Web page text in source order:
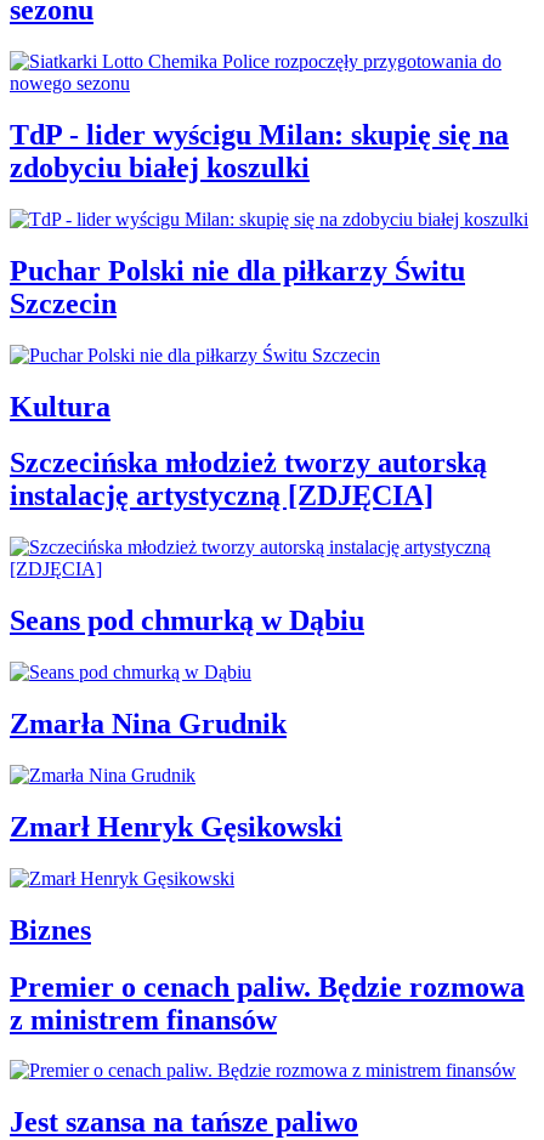
sezonu
TdP - lider wyścigu Milan: skupię się na
zdobyciu białej koszulki
Puchar Polski nie dla piłkarzy Świtu
Szczecin
Kultura
Szczecińska młodzież tworzy autorską
instalację artystyczną [ZDJĘCIA]
Seans pod chmurką w Dąbiu
Zmarła Nina Grudnik
Zmarł Henryk Gęsikowski
Biznes
Premier o cenach paliw. Będzie rozmowa
z ministrem finansów
Jest szansa na tańsze paliwo